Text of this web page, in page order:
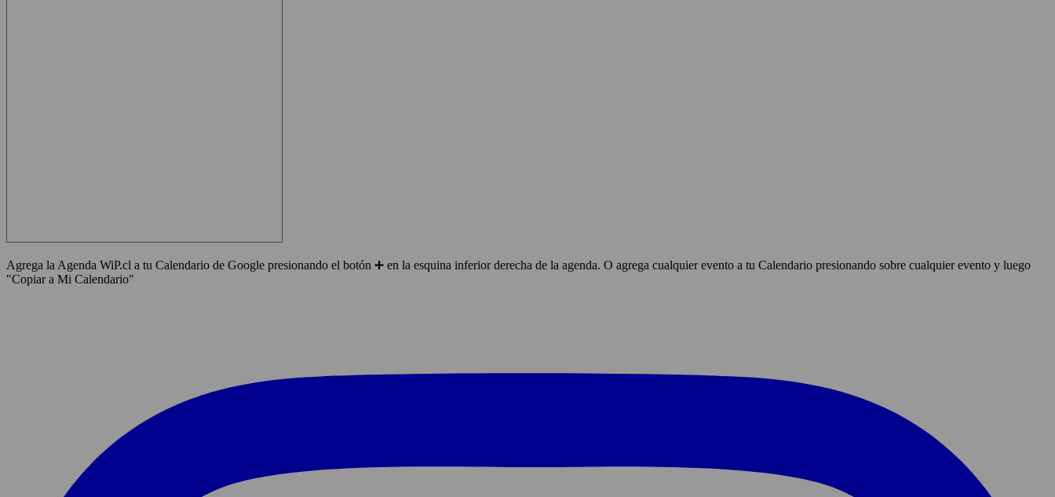
Agrega la Agenda WiP.cl a tu Calendario de Google presionando el botón ➕ en la esquina inferior derecha de la agenda. O agrega cualquier evento a tu Calendario presionando sobre cualquier evento y luego
"Copiar a Mi Calendario"